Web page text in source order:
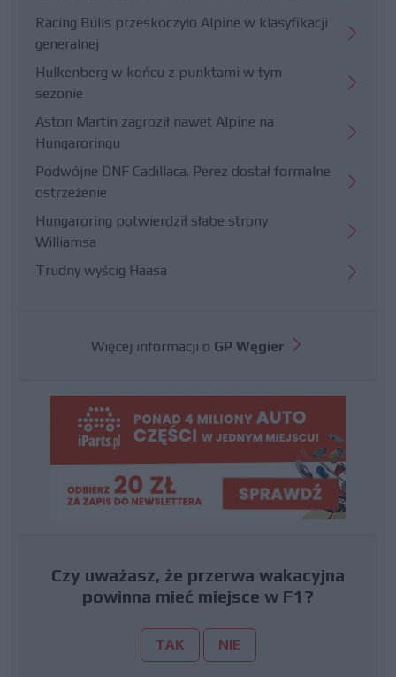
Racing Bulls przeskoczyło Alpine w klasyfikacji
generalnej
Hulkenberg w końcu z punktami w tym
sezonie
Aston Martin zagroził nawet Alpine na
Hungaroringu
Podwójne DNF Cadillaca. Perez dostał formalne
ostrzeżenie
Hungaroring potwierdził słabe strony
Williamsa
Trudny wyścig Haasa
Więcej informacji o GP Węgier
Czy uważasz, że przerwa wakacyjna
powinna mieć miejsce w F1?
TAK NIE